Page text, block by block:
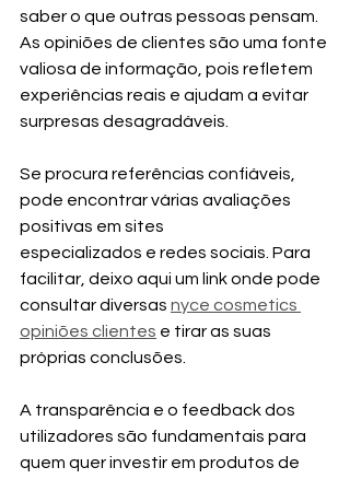
saber o que outras pessoas pensam.
As opiniões de clientes são uma fonte
valiosa de informação, pois refletem
experiências reais e ajudam a evitar
surpresas desagradáveis.
Se procura referências confiáveis,
pode encontrar várias avaliações
positivas em sites
especializados e redes sociais. Para
facilitar, deixo aqui um link onde pode
consultar diversas nyce cosmetics
opiniões clientes e tirar as suas
próprias conclusões.
A transparência e o feedback dos
utilizadores são fundamentais para
quem quer investir em produtos de